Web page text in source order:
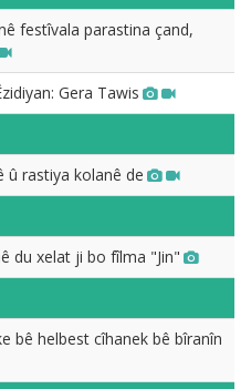
festîvala parastina çand,
Gera Tawis
û rastiya kolanê de
du xelat ji bo fîlma "Jin"
bê helbest cîhanek bê bîranîn